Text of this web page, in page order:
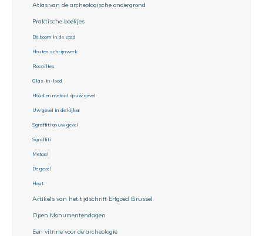
Atlas van de archeologische ondergrond
Praktische boekjes
De boom in de stad
Houten schrijnwerk
Rocailles
Glas-in-lood
Houd en metaal op uw gevel
Uw gevel in de kijker
Sgraffiti op uw gevel
Sgraffiti
Metaal
De gevel
Hout
Artikels van het tijdschrift Erfgoed Brussel
Open Monumentendagen
Een vitrine voor de archeologie